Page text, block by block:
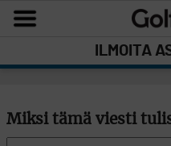
ILMOITA
Miksi tämä viesti